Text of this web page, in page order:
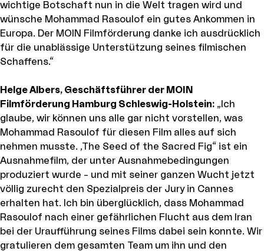
wichtige Botschaft nun in die Welt tragen wird und
wünsche Mohammad Rasoulof ein gutes Ankommen in
Europa. Der MOIN Filmförderung danke ich ausdrücklich
für die unablässige Unterstützung seines filmischen
Schaffens.“
Helge Albers, Geschäftsführer der MOIN
Filmförderung Hamburg Schleswig-Holstein: „Ich
glaube, wir können uns alle gar nicht vorstellen, was
Mohammad Rasoulof für diesen Film alles auf sich
nehmen musste. ‚The Seed of the Sacred Fig“ ist ein
Ausnahmefilm, der unter Ausnahmebedingungen
produziert wurde – und mit seiner ganzen Wucht jetzt
völlig zurecht den Spezialpreis der Jury in Cannes
erhalten hat. Ich bin überglücklich, dass Mohammad
Rasoulof nach einer gefährlichen Flucht aus dem Iran
bei der Uraufführung seines Films dabei sein konnte. Wir
gratulieren dem gesamten Team um ihn und den